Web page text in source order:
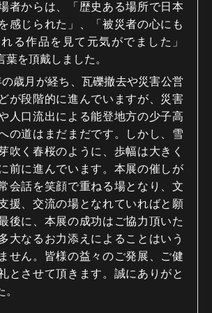
者からは、「歴史ある場所で日本
感じられた」、「被災者の心にも
る作品を見て元気がでました」
葉を頂戴しました。
歳月が経ち、瓦礫撤去や災害公営
が段階的に進んでいますが、災害
人口流出による能登地方の少子高
の道はまだまだです。しかし、雪
吹く春桜のように、歩幅は大きく
前に進んでいます。本展の催しが
会話を笑顔で重ねる場となり、文
援、交流の場となれていればと願
後に、本展の成功はご協力頂いた
大なるお力添えによることはいう
せん。皆様の益々のご発展、ご健
とさせて頂きます。誠にありがと